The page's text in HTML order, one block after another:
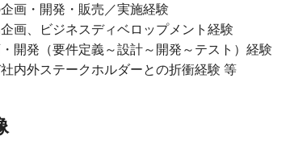
画・開発・販売／実施経験
画、ビジネスディベロップメント経験
開発（要件定義～設計～開発～テスト）経験
内外ステークホルダーとの折衝経験 等